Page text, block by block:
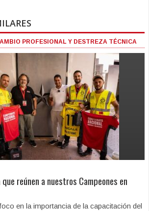
PROFESIONAL Y DESTREZA TÉCNICA
reúnen a nuestros Campeones en
en la importancia de la capacitación del